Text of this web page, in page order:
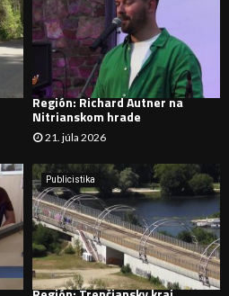
D
A
N
I
Región: Richard Autner na
Nitrianskom hrade
21. júla 2026
Publicistika